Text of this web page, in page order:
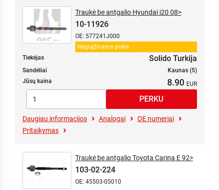
Negrąžinama prekė
Traukė be antgalio Hyundai i20 08>
10-11926
OE: 577241J000
Tiekėjas Solido Turkija
Sandėliai
Kaunas (5)
Jūsų kaina
8.90
Daugiau informacijos Analogai
OE numeriai
Pritaikymas
Traukė be antgalio Toyota Carina E 92>
103-02-224
OE: 45503-05010